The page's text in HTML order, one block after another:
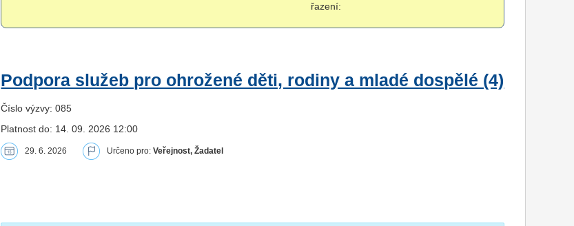
řazení:
Podpora služeb pro ohrožené děti, rodiny a mladé dospělé (4)
Číslo výzvy: 085
Platnost do: 14. 09. 2026 12:00
29. 6. 2026 Určeno pro:Veřejnost, Žadatel